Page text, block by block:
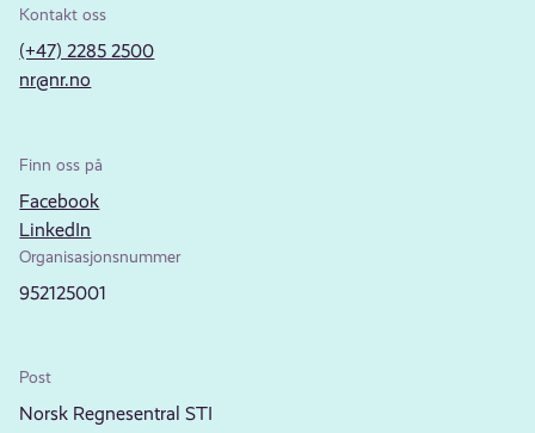
Kontakt oss
(+47) 2285 2500
nr@nr.no
Finn oss på
Facebook
LinkedIn
Organisasjonsnummer
952125001
Post
Norsk Regnesentral STI